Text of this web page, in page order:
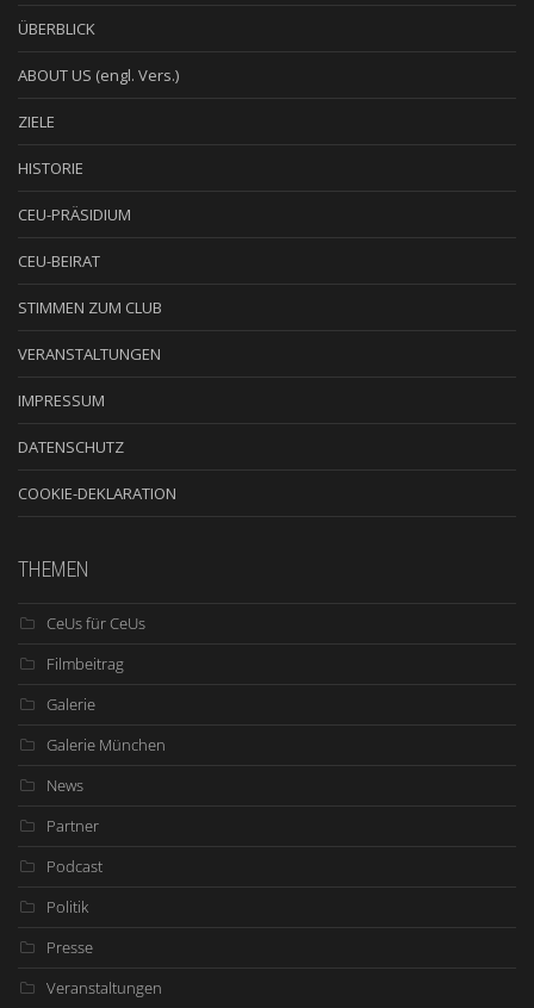
ÜBERBLICK
ABOUT US (engl. Vers.)
ZIELE
HISTORIE
CEU-PRÄSIDIUM
CEU-BEIRAT
STIMMEN ZUM CLUB
VERANSTALTUNGEN
IMPRESSUM
DATENSCHUTZ
COOKIE-DEKLARATION
THEMEN
CeUs für CeUs
Filmbeitrag
Galerie
Galerie München
News
Partner
Podcast
Politik
Presse
Veranstaltungen